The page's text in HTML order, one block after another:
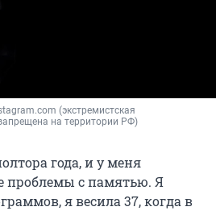
(экстремистская
на территории РФ)
года, и у меня
проблемы с памятью. Я
я весила 37, когда в